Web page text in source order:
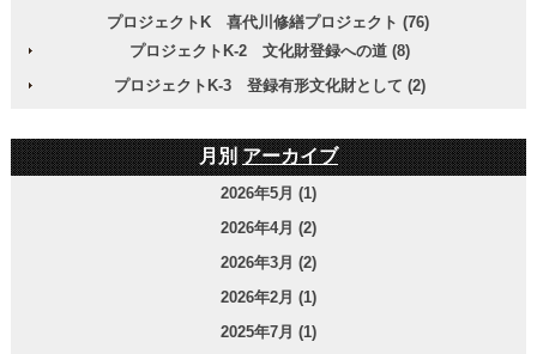
プロジェクトK 喜代川修繕プロジェクト (76)
プロジェクトK-2 文化財登録への道 (8)
プロジェクトK-3 登録有形文化財として (2)
月別アーカイブ
2026年5月 (1)
2026年4月 (2)
2026年3月 (2)
2026年2月 (1)
2025年7月 (1)